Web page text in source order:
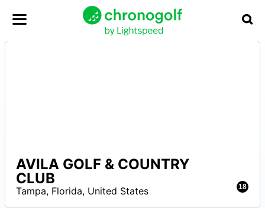
18
AVILA GOLF & COUNTRY
CLUB
Tampa, Florida, United States